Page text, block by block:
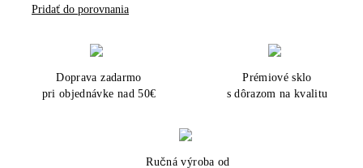
Pridať do porovnania
Doprava zadarmo
pri objednávke nad 50€
Prémiové sklo
s dôrazom na kvalitu
Ručná výroba od